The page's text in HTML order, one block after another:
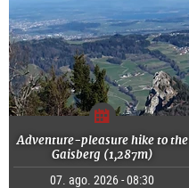
Adventure-pleasure hike to the
Gaisberg (1,287m)
07. ago. 2026 - 08:30